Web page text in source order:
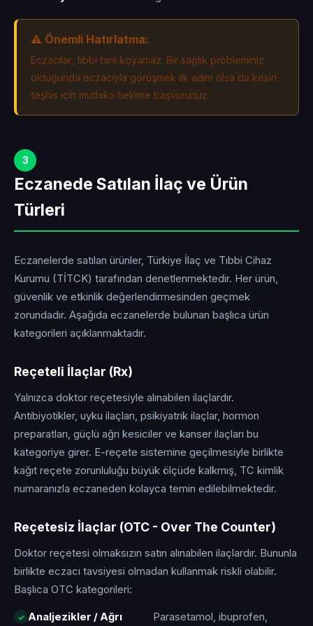
⚠️ Önemli Hatırlatma:
Eczacılar, tıbbi tanı koyamaz. Bir sağlık probleminiz
olduğunda eczacıyla görüşmek ilk adım olsa da kesin
teşhis için mutlaka hekime başvurunuz.
3
Eczanede Satılan İlaç ve Ürün
Türleri
Eczanelerde satılan ürünler, Türkiye İlaç ve Tıbbi Cihaz
Kurumu (TİTCK) tarafından denetlenmektedir. Her ürün,
güvenlik ve etkinlik değerlendirmesinden geçmek
zorundadır. Aşağıda eczanelerde bulunan başlıca ürün
kategorileri açıklanmaktadır.
Reçeteli İlaçlar (Rx)
Yalnızca doktor reçetesiyle alınabilen ilaçlardır.
Antibiyotikler, uyku ilaçları, psikiyatrik ilaçlar, hormon
preparatları, güçlü ağrı kesiciler ve kanser ilaçları bu
kategoriye girer. E-reçete sistemine geçilmesiyle birlikte
kağıt reçete zorunluluğu büyük ölçüde kalkmış, TC kimlik
numaranızla eczaneden kolayca temin edilebilmektedir.
Reçetesiz İlaçlar (OTC - Over The Counter)
Doktor reçetesi olmaksızın satın alınabilen ilaçlardır. Bununla
birlikte eczacı tavsiyesi olmadan kullanmak riskli olabilir.
Başlıca OTC kategorileri:
Analjezikler / Ağrı
Parasetamol, ibuprofen,